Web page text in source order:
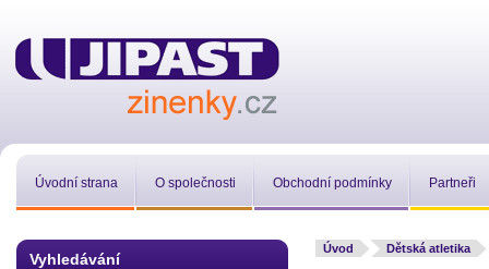
Úvodní strana O společnosti Obchodní podmínky Partneři
Úvod Dětská atletika
Vyhledávání